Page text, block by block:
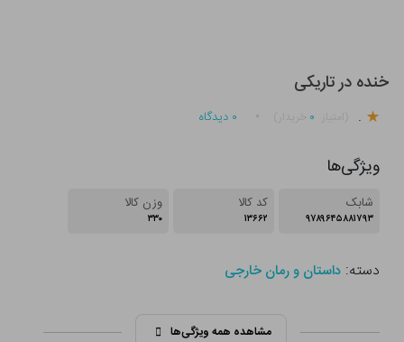
خنده در تاریکی
. ۰ ۰ دیدگاه
ویژگی‌ها
شابک
۹۷۸۹۶۴۵۸۸۱۷۹۳
کد کالا
۱۳۶۶۲
وزن کالا
۳۳۰
دسته:داستان و رمان خارجی
مشاهده همه ویژگی‌ها